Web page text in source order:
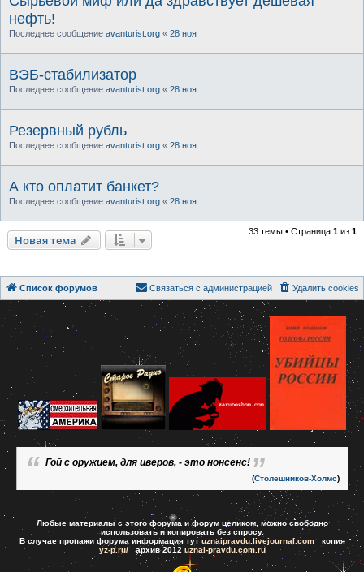
нефть!
Последнее сообщение avanturist.org « 28 ноя
ВЭБ-стабилизатор
Последнее сообщение avanturist.org « 28 ноя
Резервный рубль
Последнее сообщение avanturist.org « 28 ноя
А кто оплатит банкет?
Последнее сообщение avanturist.org « 28 ноя
Новая тема
33 темы • Страница 1 из 1
Список форумов Удалить cookies
Связаться с администрацией
Гой с оружием, для иверов, - это нонсенс!
(Столешников-Холмс)
Любые материалы с этого форума и форум целиком, можно свободно
использовать и копировать без спросу.
В случае пропажи форума информация тут uznaipravdu.livejournal.comкопия
yz-p.ru/архив 2012 uznai-pravdu.com.ru